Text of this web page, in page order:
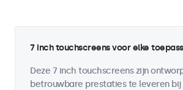
7 inch touchscreens voor elke
Deze 7 inch touchscreens zijn
betrouwbare prestaties te leveren bij